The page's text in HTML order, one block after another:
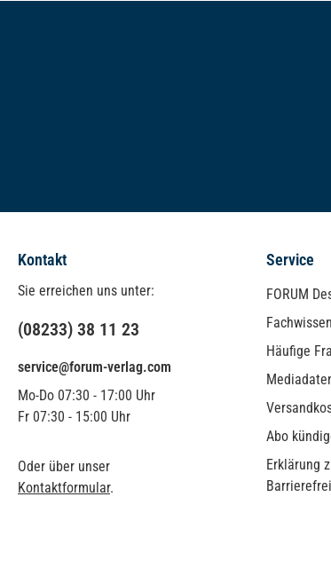
Kontakt
Sie erreichen uns unter:
(08233) 38 11 23
service@forum-verlag.com
Mo-Do 07:30 - 17:00 Uhr
Fr 07:30 - 15:00 Uhr
Oder über unser
Kontaktformular.
Service
FORUM
Häufige
Abo
Erklärung